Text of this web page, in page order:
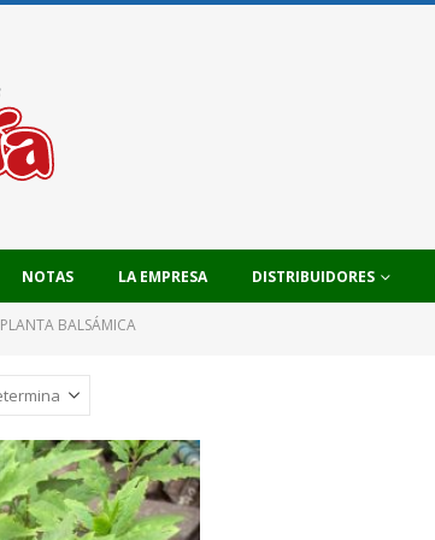
NOTAS LA EMPRESA DISTRIBUIDORES
PLANTA BALSÁMICA